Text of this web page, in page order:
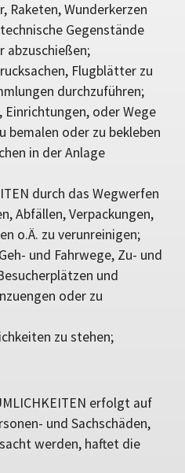
Raketen, Wunderkerzen
Gegenstände
abzuschießen;
Flugblätter zu
durchzuführen;
Einrichtungen, oder Wege
bemalen oder zu bekleben
in der Anlage
durch das Wegwerfen
Abfällen, Verpackungen,
o.Ä. zu verunreinigen;
und Fahrwege, Zu- und
und
oder zu
zu stehen;
erfolgt auf
und Sachschäden,
werden, haftet die